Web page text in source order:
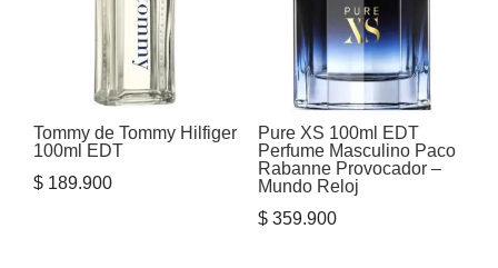
Tommy de Tommy Hilfiger
100ml EDT
$ 189.900
Pure XS 100ml EDT
Perfume Masculino Paco
Rabanne Provocador –
Mundo Reloj
$359.900